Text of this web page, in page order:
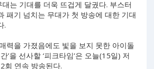
대는 기대를 더욱 뜨겁게 달궜다. 부스터
패기 넘치는 무대가 첫 방송에 대한 기대
.
력을 가졌음에도 빛을 보지 못한 아이돌
’을 선사할 ‘피크타임’은 오늘(15일) 저
회 연속 방송된다.